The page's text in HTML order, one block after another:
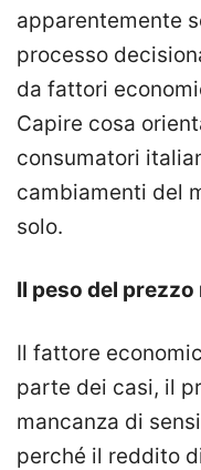
apparentemente
processo
da fattori
Capire cosa
consumatori
cambiamenti del
solo.
Il peso del
Il fattore
parte dei casi, il
mancanza di
perché il reddito